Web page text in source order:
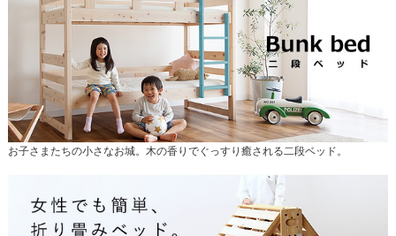
お子さまたちの小さなお城。木の香りでぐっすり癒される二段ベッド。